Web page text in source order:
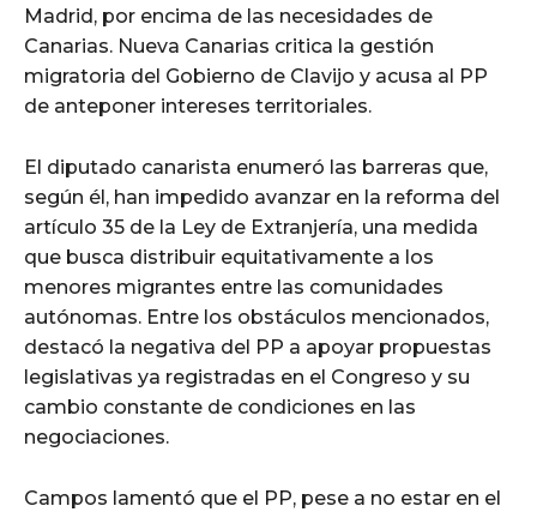
Madrid, por encima de las necesidades de
Canarias. Nueva Canarias critica la gestión
migratoria del Gobierno de Clavijo y acusa al PP
de anteponer intereses territoriales.
El diputado canarista enumeró las barreras que,
según él, han impedido avanzar en la reforma del
artículo 35 de la Ley de Extranjería, una medida
que busca distribuir equitativamente a los
menores migrantes entre las comunidades
autónomas. Entre los obstáculos mencionados,
destacó la negativa del PP a apoyar propuestas
legislativas ya registradas en el Congreso y su
cambio constante de condiciones en las
negociaciones.
Campos lamentó que el PP, pese a no estar en el